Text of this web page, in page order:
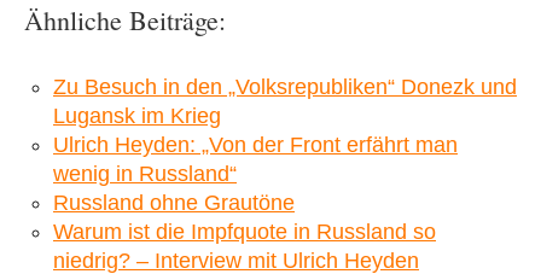
Ähnliche Beiträge:
Zu Besuch in den „Volksrepubliken“ Donezk und
Lugansk im Krieg
Ulrich Heyden: „Von der Front erfährt man
wenig in Russland“
Russland ohne Grautöne
Warum ist die Impfquote in Russland so
niedrig? – Interview mit Ulrich Heyden